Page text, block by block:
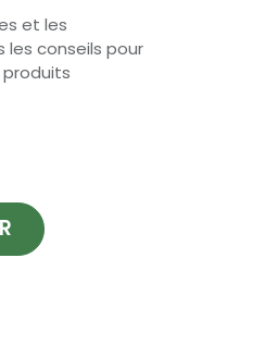
et les
les conseils pour